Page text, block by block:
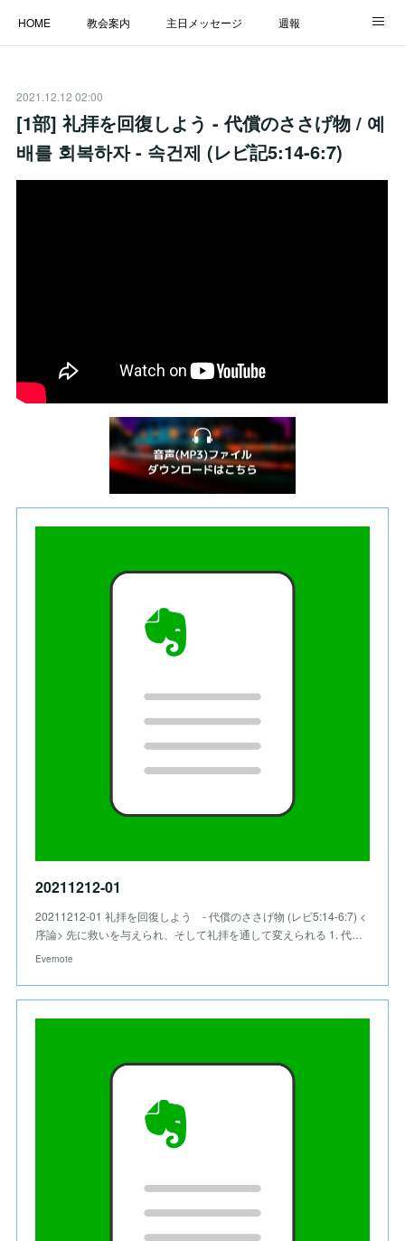
HOME 教会案内 主日メッセージ 週報
LINK
2021.12.12 02:00
[1部] 礼拝を回復しよう - 代償のささげ物 / 예
배를 회복하자 - 속건제 (レビ記5:14-6:7)
20211212-01
20211212-01 礼拝を回復しよう - 代償のささげ物 (レビ5:14-6:7) <
序論> 先に救いを与えられ、そして礼拝を通して変えられる 1. 代…
Evernote